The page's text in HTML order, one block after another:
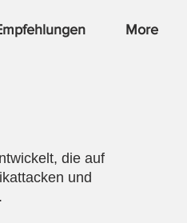
More
die auf
und